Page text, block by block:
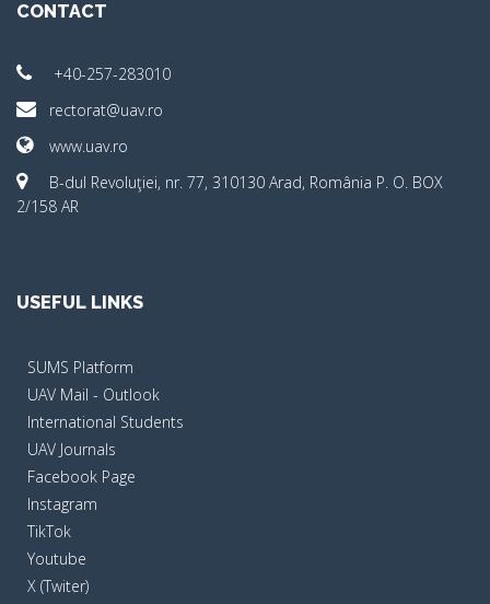
CONTACT
+40-257-283010
rectorat@uav.ro
www.uav.ro
B-dul Revoluţiei, nr. 77, 310130 Arad, România P. O. BOX
2/158 AR
USEFUL LINKS
SUMS Platform
UAV Mail - Outlook
International Students
UAV Journals
Facebook Page
Instagram
TikTok
Youtube
X (Twiter)